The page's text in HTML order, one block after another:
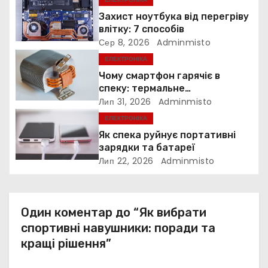
з
а
п
и
с
і
Захист ноутбука від перегріву
влітку: 7 способів
Сер 8, 2026 Adminmisto
ЕЛЕКТРОНІКА
Чому смартфон гарячіє в
спеку: термальне
дросселювання
Лип 31, 2026 Adminmisto
ЕЛЕКТРОНІКА
Як спека руйнує портативні
зарядки та батареї
Лип 22, 2026 Adminmisto
Один коментар до “Як вибрати
спортивні навушники: поради та
кращі рішення”